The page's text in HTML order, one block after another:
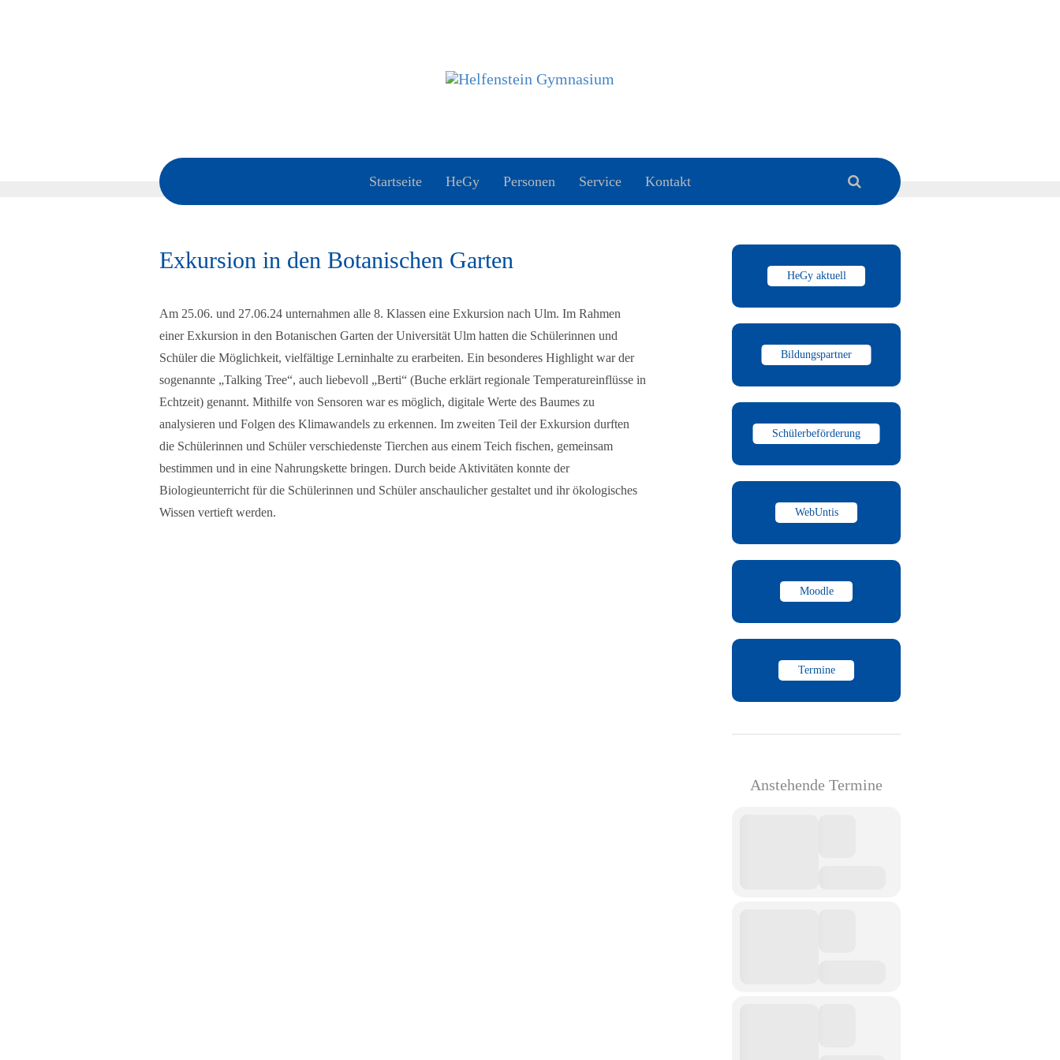
Startseite HeGy Personen Service Kontakt
Exkursion in den Botanischen Garten
Am 25.06. und 27.06.24 unternahmen alle 8. Klassen eine Exkursion nach Ulm. Im Rahmen
einer Exkursion in den Botanischen Garten der Universität Ulm hatten die Schülerinnen und
Schüler die Möglichkeit, vielfältige Lerninhalte zu erarbeiten. Ein besonderes Highlight war der
sogenannte „Talking Tree“, auch liebevoll „Berti“ (Buche erklärt regionale Temperatureinflüsse in
Echtzeit) genannt. Mithilfe von Sensoren war es möglich, digitale Werte des Baumes zu
analysieren und Folgen des Klimawandels zu erkennen. Im zweiten Teil der Exkursion durften
die Schülerinnen und Schüler verschiedenste Tierchen aus einem Teich fischen, gemeinsam
bestimmen und in eine Nahrungskette bringen. Durch beide Aktivitäten konnte der
Biologieunterricht für die Schülerinnen und Schüler anschaulicher gestaltet und ihr ökologisches
Wissen vertieft werden.
HeGy aktuell
Bildungspartner
Schülerbeförderung
WebUntis
Moodle
Termine
Anstehende Termine